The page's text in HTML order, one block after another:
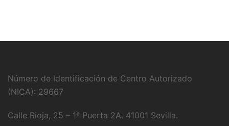
Número de Identificación de Centro Autorizado
(NICA): 29667
Calle Rioja, 25 – 1º Puerta 2A. 41001 Sevilla.